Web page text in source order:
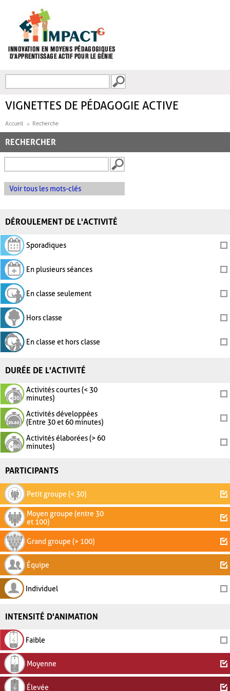
FORMULAIRE DE
VIGNETTES DE PÉDAGOGIE ACTIVE
Accueil Recherche
RECHERCHER
Voir tous les mots-clés
DÉROULEMENT DE L'ACTIVITÉ
Sporadiques
En plusieurs séances
En classe seulement
Hors classe
En classe et hors classe
DURÉE DE L'ACTIVITÉ
Activités courtes (< 30
minutes)
Activités développées
(Entre 30 et 60 minutes)
Activités élaborées (> 60
minutes)
PARTICIPANTS
Petit groupe (< 30)
Moyen groupe (entre 30
et 100)
Grand groupe (> 100)
Équipe
Individuel
INTENSITÉ D'ANIMATION
Faible
Moyenne
Élevée